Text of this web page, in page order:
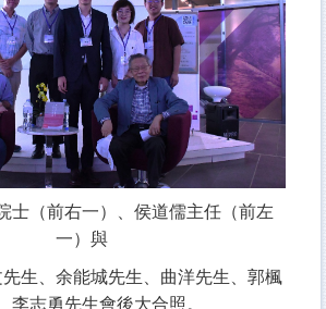
士（前右一）、侯道儒主任（前左
一）與
生、余能城先生、曲洋先生、郭楓
李志勇先生會後大合照。